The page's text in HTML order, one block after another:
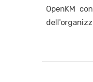
OpenKM